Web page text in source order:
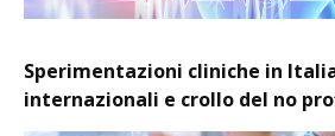
Sperimentazioni cliniche in
internazionali e crollo del no